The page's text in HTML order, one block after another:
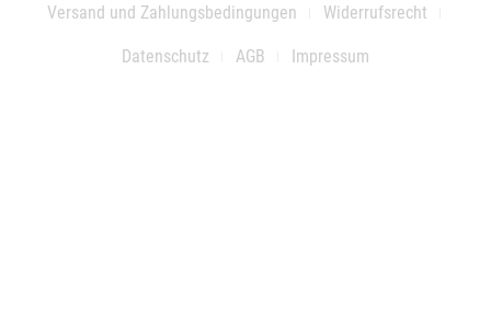
Versand und Zahlungsbedingungen Widerrufsrecht
Datenschutz AGB Impressum